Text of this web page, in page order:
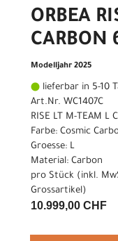
ORBEA
CARBON
Modelljahr 2025
lieferbar in 5-10
Art.Nr. WC1407C
RISE LT M-TEAM L
Farbe: Cosmic
Groesse: L
Material: Carbon
pro Stück (inkl.
Grossartikel)
10.999,00 CHF